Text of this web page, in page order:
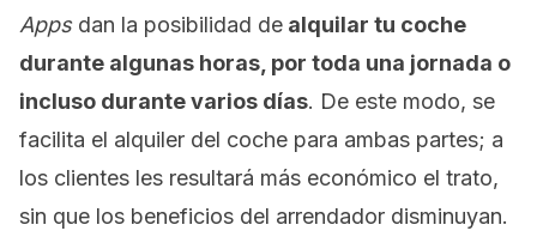
Appsdan la posibilidad de alquilar tu coche
durante algunas horas, por toda una jornada o
incluso durante varios días. De este modo, se
facilita el alquiler del coche para ambas partes; a
los clientes les resultará más económico el trato,
sin que los beneficios del arrendador disminuyan.